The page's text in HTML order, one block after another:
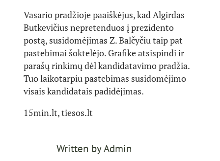
Vasario pradžioje paaiškėjus, kad Algirdas
Butkevičius nepretenduos į prezidento
postą, susidomėjimas Z. Balčyčiu taip pat
pastebimai šoktelėjo. Grafike atsispindi ir
parašų rinkimų dėl kandidatavimo pradžia.
Tuo laikotarpiu pastebimas susidomėjimo
visais kandidatais padidėjimas.
15min.lt, tiesos.lt
Written byAdmin